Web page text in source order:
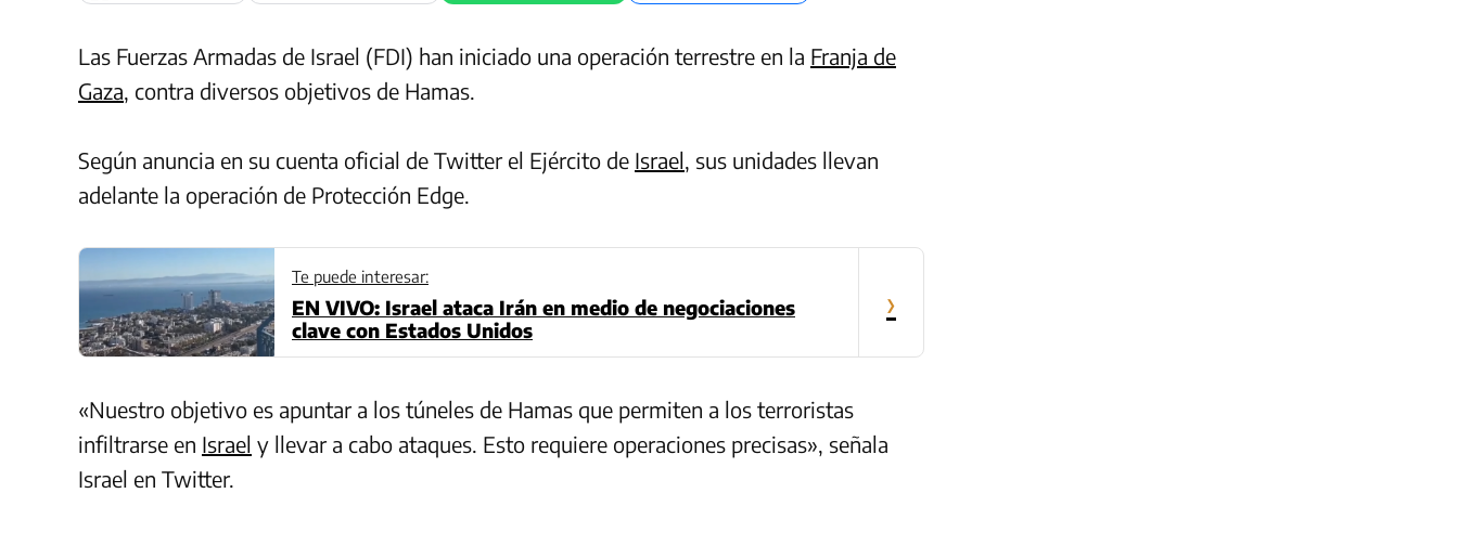
Las Fuerzas Armadas de Israel (FDI) han iniciado una operación terrestre en la Franja de
Gaza, contra diversos objetivos de Hamas.
Según anuncia en su cuenta oficial de Twitter el Ejército de Israel, sus unidades llevan
adelante la operación de Protección Edge.
Te puede interesar:
EN VIVO: Israel ataca Irán en medio de negociaciones
clave con Estados Unidos
›
«Nuestro objetivo es apuntar a los túneles de Hamas que permiten a los terroristas
infiltrarse en Israel y llevar a cabo ataques. Esto requiere operaciones precisas», señala
Israel en Twitter.